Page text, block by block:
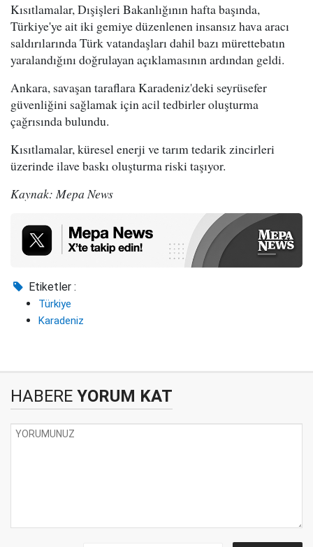
Kısıtlamalar, Dışişleri Bakanlığının hafta başında,
Türkiye'ye ait iki gemiye düzenlenen insansız hava aracı
saldırılarında Türk vatandaşları dahil bazı mürettebatın
yaralandığını doğrulayan açıklamasının ardından geldi.
Ankara, savaşan taraflara Karadeniz'deki seyrüsefer
güvenliğini sağlamak için acil tedbirler oluşturma
çağrısında bulundu.
Kısıtlamalar, küresel enerji ve tarım tedarik zincirleri
üzerinde ilave baskı oluşturma riski taşıyor.
Kaynak: Mepa News
Etiketler :
Türkiye
Karadeniz
HABERE YORUM KAT